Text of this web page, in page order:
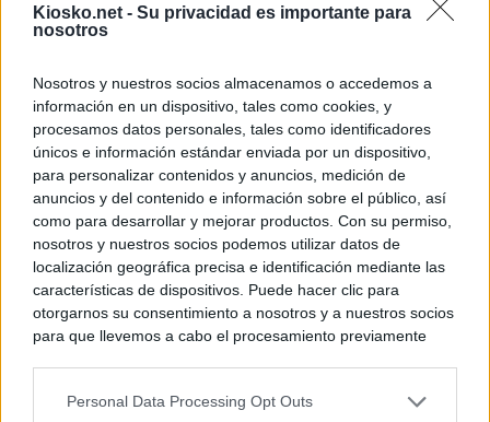
Kiosko.net - Su privacidad es importante para
nosotros
Nosotros y nuestros socios almacenamos o accedemos a
información en un dispositivo, tales como cookies, y
procesamos datos personales, tales como identificadores
únicos e información estándar enviada por un dispositivo,
para personalizar contenidos y anuncios, medición de
anuncios y del contenido e información sobre el público, así
como para desarrollar y mejorar productos. Con su permiso,
nosotros y nuestros socios podemos utilizar datos de
localización geográfica precisa e identificación mediante las
características de dispositivos. Puede hacer clic para
otorgarnos su consentimiento a nosotros y a nuestros socios
para que llevemos a cabo el procesamiento previamente
negar su consentimiento. Tenga en cuenta que algún
Personal Data Processing Opt Outs